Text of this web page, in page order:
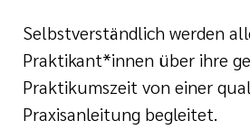
Selbstverständlich werden
Praktikant*innen über ihre
Praktikumszeit von einer
Praxisanleitung begleitet.